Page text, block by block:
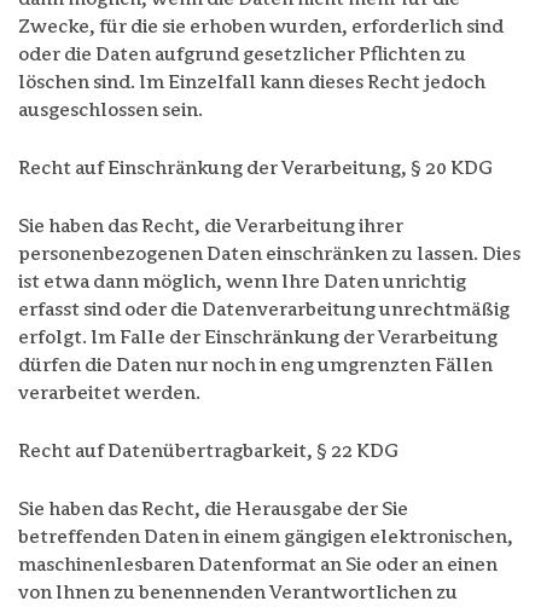
Zwecke, für die sie erhoben wurden, erforderlich sind
oder die Daten aufgrund gesetzlicher Pflichten zu
löschen sind. Im Einzelfall kann dieses Recht jedoch
ausgeschlossen sein.
Recht auf Einschränkung der Verarbeitung, § 20 KDG
Sie haben das Recht, die Verarbeitung ihrer
personenbezogenen Daten einschränken zu lassen. Dies
ist etwa dann möglich, wenn Ihre Daten unrichtig
erfasst sind oder die Datenverarbeitung unrechtmäßig
erfolgt. Im Falle der Einschränkung der Verarbeitung
dürfen die Daten nur noch in eng umgrenzten Fällen
verarbeitet werden.
Recht auf Datenübertragbarkeit, § 22 KDG
Sie haben das Recht, die Herausgabe der Sie
betreffenden Daten in einem gängigen elektronischen,
maschinenlesbaren Datenformat an Sie oder an einen
von Ihnen zu benennenden Verantwortlichen zu